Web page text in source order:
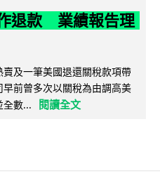
退款 業績報告理
及一筆美國退還關稅款項帶
前曾多次以關稅為由調高美
全數...
閱讀全文